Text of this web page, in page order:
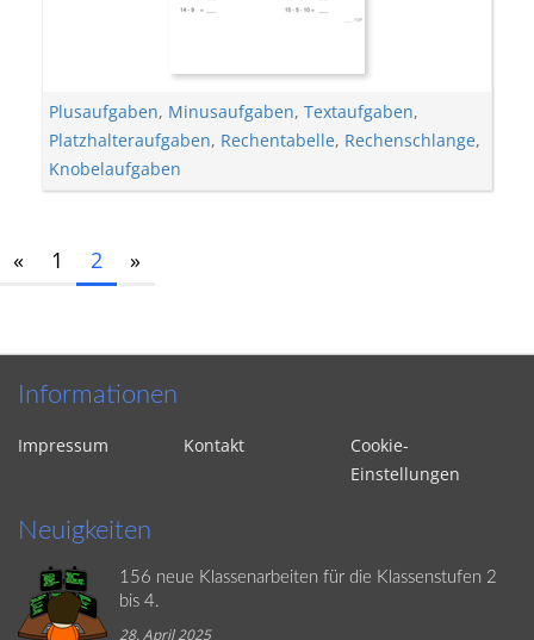
Plusaufgaben, Minusaufgaben, Textaufgaben,
Platzhalteraufgaben, Rechentabelle, Rechenschlange,
Knobelaufgaben
« 1 2 »
Informationen
Impressum Kontakt
Cookie-
Einstellungen
Neuigkeiten
156 neue Klassenarbeiten für die Klassenstufen 2
bis 4.
28. April 2025